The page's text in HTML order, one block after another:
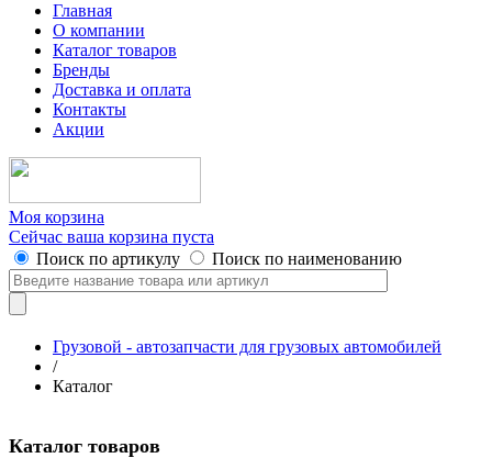
Главная
О компании
Каталог товаров
Бренды
Доставка и оплата
Контакты
Акции
Моя корзина
Сейчас ваша корзина пуста
Поиск по артикулу
Поиск по наименованию
Грузовой - автозапчасти для грузовых автомобилей
/
Каталог
Каталог товаров